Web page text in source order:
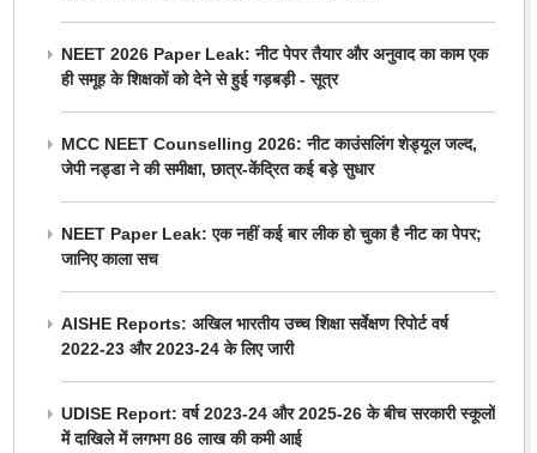
NEET 2026 Paper Leak: नीट पेपर तैयार और अनुवाद का काम एक
ही समूह के शिक्षकों को देने से हुई गड़बड़ी - सूत्र
MCC NEET Counselling 2026: नीट काउंसलिंग शेड्यूल जल्द,
जेपी नड्डा ने की समीक्षा, छात्र-केंद्रित कई बड़े सुधार
NEET Paper Leak: एक नहीं कई बार लीक हो चुका है नीट का पेपर;
जानिए काला सच
AISHE Reports: अखिल भारतीय उच्च शिक्षा सर्वेक्षण रिपोर्ट वर्ष
2022-23 और 2023-24 के लिए जारी
UDISE Report: वर्ष 2023-24 और 2025-26 के बीच सरकारी स्कूलों
में दाखिले में लगभग 86 लाख की कमी आई